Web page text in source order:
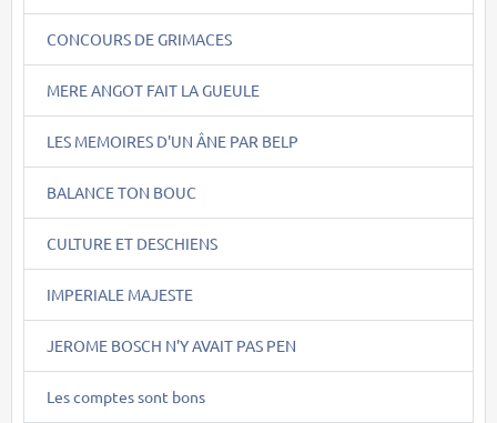
CONCOURS DE GRIMACES
MERE ANGOT FAIT LA GUEULE
LES MEMOIRES D'UN ÂNE PAR BELP
BALANCE TON BOUC
CULTURE ET DESCHIENS
IMPERIALE MAJESTE
JEROME BOSCH N'Y AVAIT PAS PEN
Les comptes sont bons